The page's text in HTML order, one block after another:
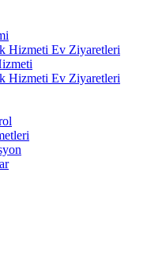
Hizmeti Ev Ziyaretleri
Hizmeti Ev Ziyaretleri